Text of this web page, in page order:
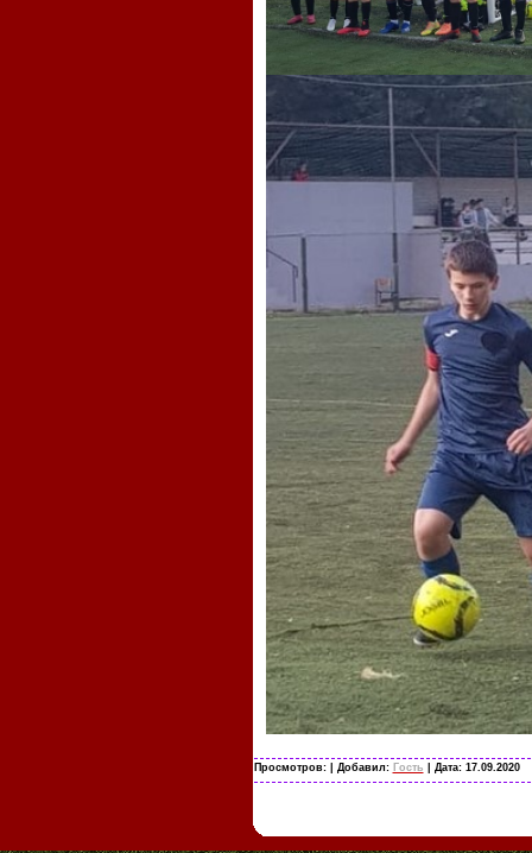
Просмотров: | Добавил: Гость | Дата: 17.09.2020